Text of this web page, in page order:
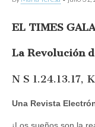
EL TIMES
La Revolución
N S 1.24.13.17,
Una Revista